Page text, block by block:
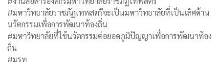
#มหาวิทยาลัยราชภัฏเทพสตรีจะเป็นมหาวิทยาลัยที่เป็นเลิศด้าน
นวัตกรรมเพื่อการพัฒนาท้องถิ่น
#มหาวิทยาลัยที่ใช้นวัตกรรมต่อยอดภูมิปัญญาเพื่อการพัฒนาท้อง
ถิ่น
#มรท